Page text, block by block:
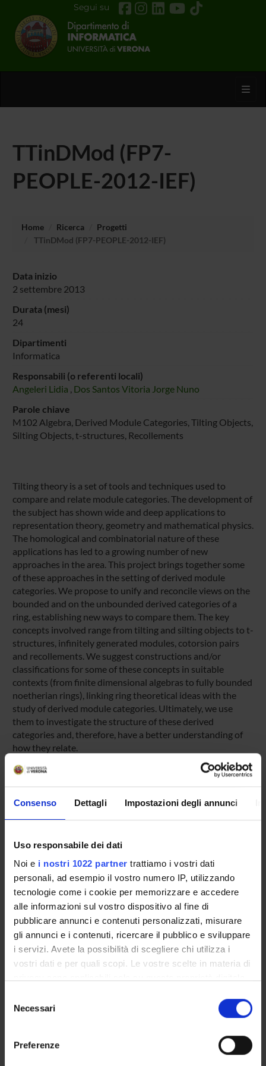
Consenso Dettagli Impostazioni degli annunci
Uso responsabile dei dati
Noi e i nostri 1022 partner trattiamo i vostri dati
personali, ad esempio il vostro numero IP, utilizzando
tecnologie come i cookie per memorizzare e accedere
alle informazioni sul vostro dispositivo al fine di
pubblicare annunci e contenuti personalizzati, misurare
gli annunci e i contenuti, ricercare il pubblico e sviluppare
i servizi. Avete la possibilità di scegliere chi utilizza i
vostri dati e per quali scopi. Le vostre scelte in materia di
modificare o revocare il proprio consenso in qualsiasi
momento dalla Dichiarazione sui cookie o facendo clic
delNecessari
Preferenze
Segui su
TTinDMod (FP7-
PEOPLE-2012-IEF)
Home Ricerca
Progetti
TTinDMod (FP7-PEOPLE-2012-IEF)
Data inizio
2 settembre 2013
Durata (mesi)
24
Dipartimenti
Informatica
Responsabili (o referenti locali)
Angeleri Lidia , Dos Santos Vitoria Jorge Nuno
Parole chiave
M102 Algebra, Derived Module Categories, Tilting Objects,
Silting Objects, t-structures, Recollements
Tilting theory is a set of tools and techniques used to
compare and relate module categories. The development of
the subject has shown wide and deep applications to
representation theory, geometry and mathematical physics.
The homological and combinatorial nature of these
applications has led to a growing number of new
approaches in the area. This project brings together some
of these approaches in the setting of derived module
categories. We propose to unify and reconcile views on the
bounded and on the unbounded derived categories of a
ring, establishing new ways to compare them. The key
concepts involved range from tilting and silting objects to t-
structures, infinitely generated modules, cotorsion pairs
and recollements. We suggest constructions and/or
classifications for some of these concepts in suitable
contexts (from finite dimensional algebras to fully bounded
noetherian rings), linking ring theoretical ideas with the
study of derived module categories. Ultimately, we use
them to investigate the structure of these derived
categories and, therefore, have a better understanding of
how they relate.
ENTI FINANZIATORI:
Finanziamento:assegnato e gestito dal Dipartimento
PARTECIPANTI AL PROGETTO
Lidia Angeleri
Professore ordinario
Jorge Nuno Dos Santos Vitoria